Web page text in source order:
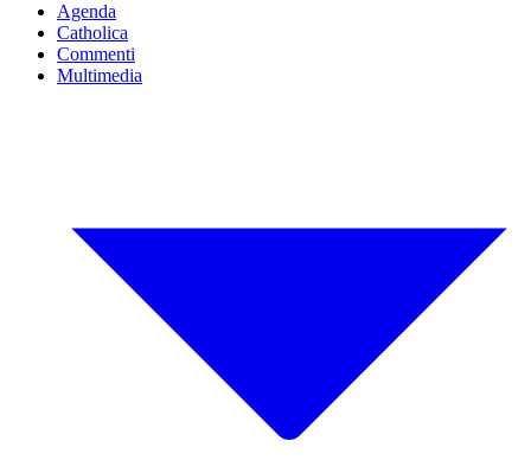
Agenda
Catholica
Commenti
Multimedia